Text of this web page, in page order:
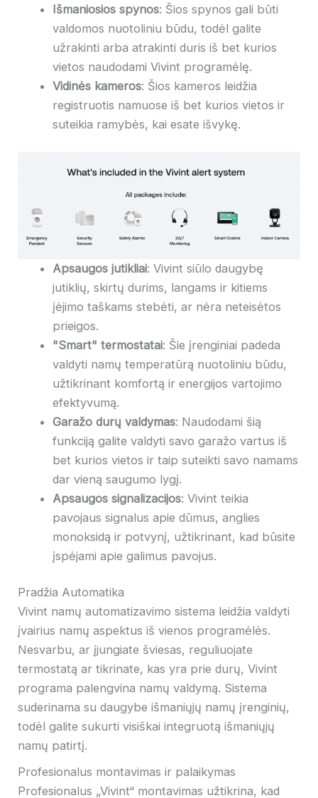
Išmaniosios spynos: Šios spynos gali būti
valdomos nuotoliniu būdu, todėl galite
užrakinti arba atrakinti duris iš bet kurios
vietos naudodami Vivint programėlę.
Vidinės kameros: Šios kameros leidžia
registruotis namuose iš bet kurios vietos ir
suteikia ramybės, kai esate išvykę.
Apsaugos jutikliai: Vivint siūlo daugybę
jutiklių, skirtų durims, langams ir kitiems
įėjimo taškams stebėti, ar nėra neteisėtos
prieigos.
"Smart" termostatai: Šie įrenginiai padeda
valdyti namų temperatūrą nuotoliniu būdu,
užtikrinant komfortą ir energijos vartojimo
efektyvumą.
Garažo durų valdymas: Naudodami šią
funkciją galite valdyti savo garažo vartus iš
bet kurios vietos ir taip suteikti savo namams
dar vieną saugumo lygį.
Apsaugos signalizacijos: Vivint teikia
pavojaus signalus apie dūmus, anglies
monoksidą ir potvynį, užtikrinant, kad būsite
įspėjami apie galimus pavojus.
Pradžia Automatika
Vivint namų automatizavimo sistema leidžia valdyti
įvairius namų aspektus iš vienos programėlės.
Nesvarbu, ar įjungiate šviesas, reguliuojate
termostatą ar tikrinate, kas yra prie durų, Vivint
programa palengvina namų valdymą. Sistema
suderinama su daugybe išmaniųjų namų įrenginių,
todėl galite sukurti visiškai integruotą išmaniųjų
namų patirtį.
Profesionalus montavimas ir palaikymas
Profesionalus „Vivint“ montavimas užtikrina, kad